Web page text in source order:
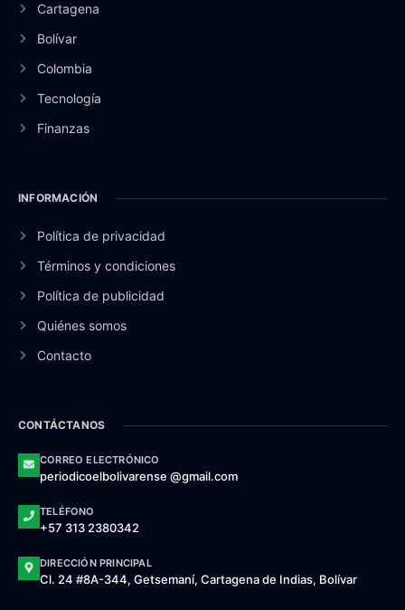
Cartagena
Bolívar
Colombia
Tecnología
Finanzas
INFORMACIÓN
Política de privacidad
Términos y condiciones
Política de publicidad
Quiénes somos
Contacto
CONTÁCTANOS
CORREO ELECTRÓNICO
periodicoelbolivarense @gmail.com
TELÉFONO
+57 313 2380342
DIRECCIÓN PRINCIPAL
Cl. 24 #8A-344, Getsemaní, Cartagena de Indias, Bolívar